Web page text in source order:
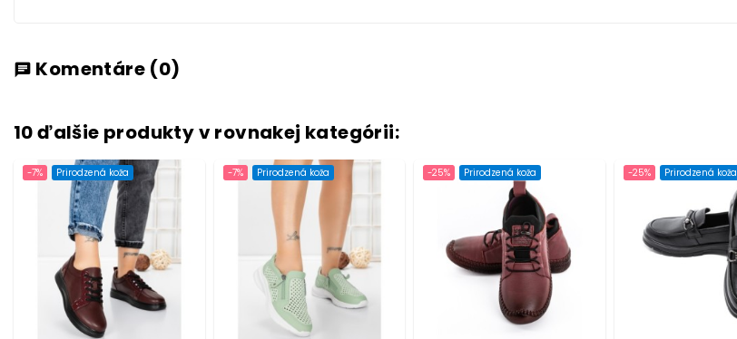
chat Komentáre (0)
10 ďalšie produkty v rovnakej kategórii:
-7% Prirodzená koža -7% Prirodzená koža -25% Prirodzená koža -25% Prirodzená koža